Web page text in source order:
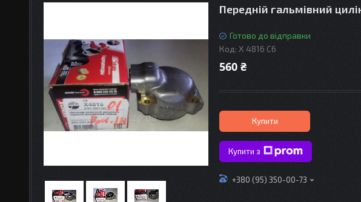
Передній гальмівний
Готово до відправки
Код: X 4816 C6
560 ₴
Купити
Купити з
+380 (95) 350-00-73